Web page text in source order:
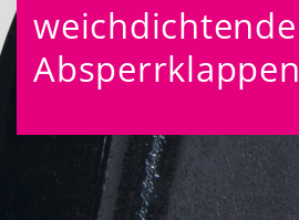
weichdichtende
Absperrklappen